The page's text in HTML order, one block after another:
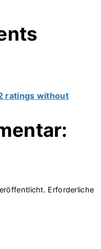
ratings without
Erforderliche